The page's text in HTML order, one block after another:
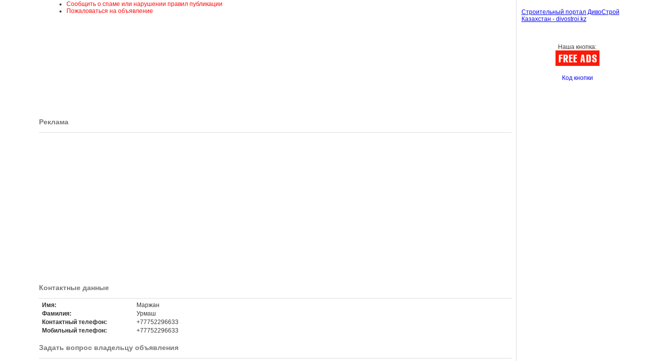
Сообщить о спаме или нарушении правил публикации
Пожаловаться на объявление
Реклама
Контактные данные
Имя:
Маржан
Фамилия:
Урмаш
Контактный телефон:
+77752296633
Мобильный телефон:
+77752296633
Задать вопрос владельцу объявления
Строительный портал ДивоСтрой
Казахстан - divostroi.kz
Наша кнопка:
Код кнопки